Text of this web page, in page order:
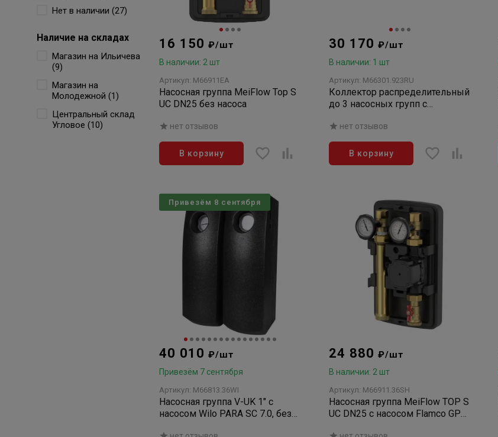
Нет в наличии (27)
Наличие на складах
Магазин на Ильичева
(9)
Магазин на
Молодежной (1)
Центральный склад
Угловое (10)
16 150₽/шт
В наличии: 2 шт
Артикул: М66911ЕА
Насосная группа MeiFlow Top S
UC DN25 без насоса
нет отзывов
В корзину
30 170₽/шт
В наличии: 1 шт
Артикул: M66301.923RU
Коллектор распределительный
до 3 насосных групп с
сталь (с компл. кроншт.)
нет отзывов
В корзину
40 010₽/шт
Привезём 7 сентября
Артикул: M66813.36WI
Насосная группа V-UK 1" с
насосом Wilo PARA SC 7.0, без
Привезём 8 сентября
24 880₽/шт
В наличии: 2 шт
Артикул: M66911.36SH
Насосная группа MeiFlow TOP S
UC DN25 с насосом Flamco GPA